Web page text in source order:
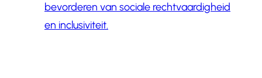
bevorderen van sociale rechtvaardigheid
en inclusiviteit.